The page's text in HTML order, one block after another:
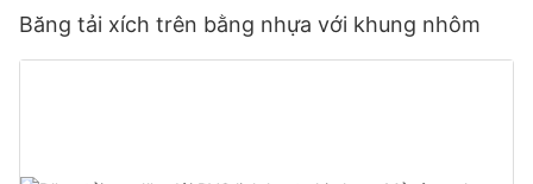
Băng tải xích trên bằng nhựa với khung nhôm